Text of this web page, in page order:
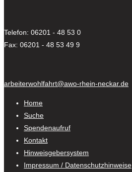
Telefon: 06201 - 48 53 0
Fax: 06201 - 48 53 49 9
arbeiterwohlfahrt@awo-rhein-neckar.de
Home
Suche
Spendenaufruf
Kontakt
Hinweisgebersystem
Impressum / Datenschutzhinweise